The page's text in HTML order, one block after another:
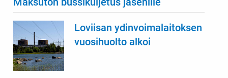
Loviisan ydinvoimalaitoksen
vuosihuolto alkoi